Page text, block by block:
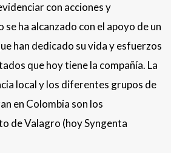
con acciones y
ha alcanzado con el apoyo de un
han dedicado su vida y esfuerzos
que hoy tiene la compañía. La
local y los diferentes grupos de
en Colombia son los
de Valagro (hoy Syngenta